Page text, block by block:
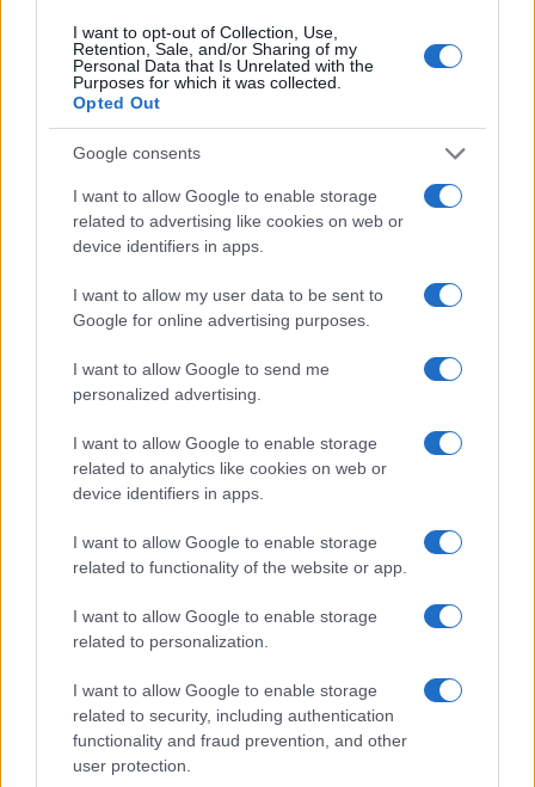
I want to opt-out of Collection, Use,
Retention, Sale, and/or Sharing of my
Personal Data that Is Unrelated with the
Purposes for which it was collected.
Opted Out
Google consents
I want to allow Google to enable storage
related to advertising like cookies on web or
device identifiers in apps.
I want to allow my user data to be sent to
Google for online advertising purposes.
I want to allow Google to send me
personalized advertising.
I want to allow Google to enable storage
related to analytics like cookies on web or
device identifiers in apps.
I want to allow Google to enable storage
related to functionality of the website or app.
I want to allow Google to enable storage
related to personalization.
I want to allow Google to enable storage
related to security, including authentication
functionality and fraud prevention, and other
user protection.
Resta anche la singolare attività di una toga per
spingere una norma dalle interpretazioni
allarmanti, perché potenzialmente liberticide e
clamorosamente franate sulle sole ragioni, parole,
opere e omissioni della vittima presunta. E se oggi
tutti, tranne le ossesse delNon una di meno, vi
colgono elementi di insostenibilità,di
incostituzionalità, qualcosa vorrà pur dire e
qualcosa, più di qualcosa andrà pur limato,
non si prenderebbe la briga di correggere ossia
nei fatti revocare quanto appena sostenuto (o ad
esso attribuito).La legge in ballo resta
pericolosa, oggi parte della destra ha tirato il
freno d’emergenza, ovviamente la sinistra è
insorta, sta come al solito finendo in vacca
politica, ma un sommerso consiglio, non
sentenza, consiglio, a vostro onore ci sentiremmo
di elargirlo: forse è il caso che anche una toga,
consenso libero, attuale ed informato. O almeno
se lo faccia firmare da Repubblica.